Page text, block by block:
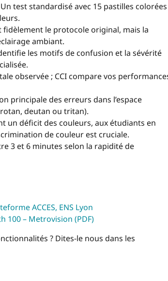
test standardisé avec 15 pastilles colorées
fidèlement le protocole original, mais la
ambiant.
les motifs de confusion et la sévérité
observée ; CCI compare vos
principale des erreurs dans l’espace
deutan ou tritan).
un déficit des couleurs, aux étudiants en
de couleur est cruciale.
3 et 6 minutes selon la rapidité de
ACCES, ENS Lyon
100 – Metrovision (PDF)
? Dites-le nous dans les